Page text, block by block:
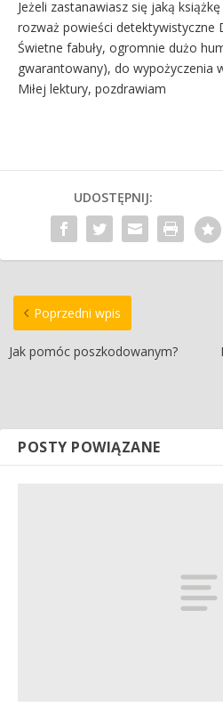
Jeżeli zastanawiasz się jaką
rozważ powieści detektywistyczne
Świetne fabuły, ogromnie dużo
gwarantowany), do wypożyczenia
Miłej lektury, pozdrawiam
UDOSTĘPNIJ:
Poprzedni wpis
Jak pomóc poszkodowanym?
POSTY POWIĄZANE